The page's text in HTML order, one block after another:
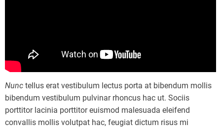
Nunc tellus erat vestibulum lectus porta at bibendum mollis
bibendum vestibulum pulvinar rhoncus hac ut. Sociis
porttitor lacinia porttitor euismod malesuada eleifend
convallis mollis volutpat hac, feugiat dictum risus mi